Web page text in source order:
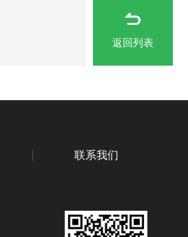
返回列表
联系我们